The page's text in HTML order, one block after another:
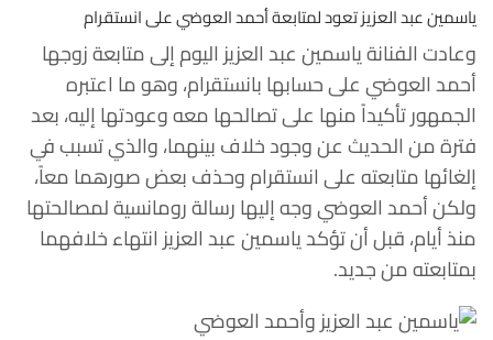
ياسمين عبد العزيز تعود لمتابعة أحمد العوضي على انستقرام
وعادت الفنانة ياسمين عبد العزيز اليوم إلى متابعة زوجها
أحمد العوضي على حسابها بانستقرام، وهو ما اعتبره
الجمهور تأكيداً منها على تصالحها معه وعودتها إليه، بعد
فترة من الحديث عن وجود خلاف بينهما، والذي تسبب في
إلغائها متابعته على انستقرام وحذف بعض صورهما معاً،
ولكن أحمد العوضي وجه إليها رسالة رومانسية لمصالحتها
منذ أيام، قبل أن تؤكد ياسمين عبد العزيز انتهاء خلافهما
بمتابعته من جديد.